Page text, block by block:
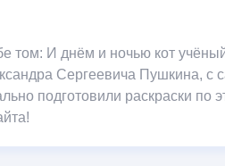
том: И днём и ночью кот
Сергеевича Пушкина, с
подготовили раскраски